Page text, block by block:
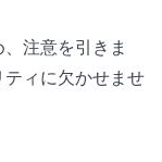
注意を引きま
ィに欠かせませ